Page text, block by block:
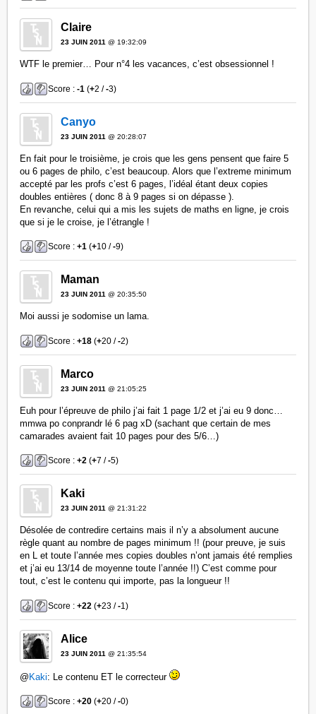
Claire
23 JUIN 2011 @ 19:32:09
WTF le premier… Pour n°4 les vacances, c’est obsessionnel !
Score :-1 (+2 /-3)
Canyo
23 JUIN 2011 @ 20:28:07
En fait pour le troisième, je crois que les gens pensent que faire 5
ou 6 pages de philo, c’est beaucoup. Alors que l’extreme minimum
accepté par les profs c’est 6 pages, l’idéal étant deux copies
doubles entières ( donc 8 à 9 pages si on dépasse ).
En revanche, celui qui a mis les sujets de maths en ligne, je crois
que si je le croise, je l’étrangle !
Score :+1 (+10 /-9)
Maman
23 JUIN 2011 @ 20:35:50
Moi aussi je sodomise un lama.
Score :+18 (+20 /-2)
Marco
23 JUIN 2011 @ 21:05:25
Euh pour l’épreuve de philo j’ai fait 1 page 1/2 et j’ai eu 9 donc…
mmwa po conprandr lé 6 pag xD (sachant que certain de mes
camarades avaient fait 10 pages pour des 5/6…)
Score :+2 (+7 /-5)
Kaki
23 JUIN 2011 @ 21:31:22
Désolée de contredire certains mais il n’y a absolument aucune
règle quant au nombre de pages minimum !! (pour preuve, je suis
en L et toute l’année mes copies doubles n’ont jamais été remplies
et j’ai eu 13/14 de moyenne toute l’année !!) C’est comme pour
tout, c’est le contenu qui importe, pas la longueur !!
Score :+22 (+23 /-1)
Alice
23 JUIN 2011 @ 21:35:54
@Kaki: Le contenu ET le correcteur
Score :+20 (+20 /-0)